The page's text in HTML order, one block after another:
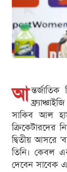
আ
সাকিব আল
ক্রিকেটারদের
দ্বিতীয় আসরে
তিনি। কেবল
দেবেন সাবেক